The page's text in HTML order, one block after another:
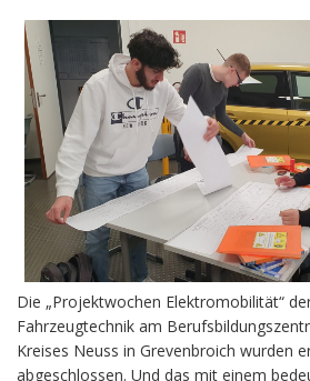
Die „Projektwochen Elektromobilität“
Fahrzeugtechnik am
Kreises Neuss in Grevenbroich wurden
abgeschlossen. Und das mit einem